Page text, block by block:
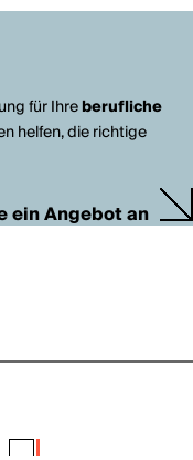
für Ihreberufliche
helfen, die richtige
ein Angebot an